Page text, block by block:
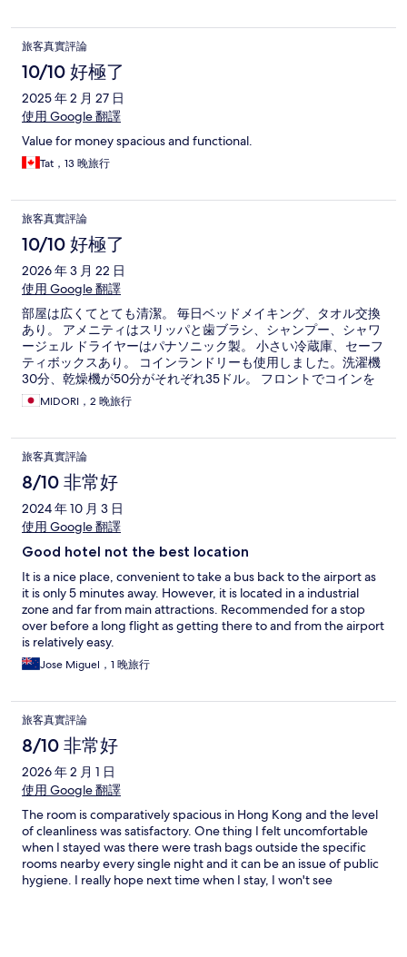
旅客真實評論
10/10 好極了
2025 年 2 月 27 日
使用 Google 翻譯
Value for money spacious and functional.
Tat，13 晚旅行
旅客真實評論
10/10 好極了
2026 年 3 月 22 日
使用 Google 翻譯
部屋は広くてとても清潔。 毎日ベッドメイキング、タオル交換
あり。 アメニティはスリッパと歯ブラシ、シャンプー、シャワ
ージェル ドライヤーはパナソニック製。 小さい冷蔵庫、セーフ
ティボックスあり。 コインランドリーも使用しました。洗濯機
30分、乾燥機が50分がそれぞれ35ドル。 フロントでコインを
買って使うスタイルです。 ベッドは硬めで小さめ。私は150セ
ンチ以下なので快適ですが、大柄な方は足がはみ出すかもしれ
MIDORI，2 晚旅行
旅客真實評論
8/10 非常好
2024 年 10 月 3 日
使用 Google 翻譯
Good hotel not the best location
It is a nice place, convenient to take a bus back to the airport as
it is only 5 minutes away. However, it is located in a industrial
zone and far from main attractions. Recommended for a stop
over before a long flight as getting there to and from the airport
is relatively easy.
Jose Miguel，1 晚旅行
旅客真實評論
8/10 非常好
2026 年 2 月 1 日
使用 Google 翻譯
The room is comparatively spacious in Hong Kong and the level
of cleanliness was satisfactory. One thing I felt uncomfortable
when I stayed was there were trash bags outside the specific
rooms nearby every single night and it can be an issue of public
hygiene. I really hope next time when I stay, I won't see